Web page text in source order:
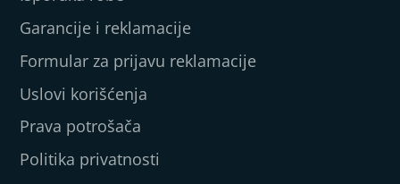
Garancije i reklamacije
Formular za prijavu reklamacije
Uslovi korišćenja
Prava potrošača
Politika privatnosti